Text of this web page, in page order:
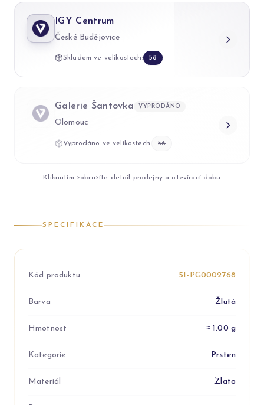
IGY Centrum
České Budějovice
Skladem ve velikostech: 58
Galerie Šantovka VYPRODÁNO
Olomouc
Vyprodáno ve velikostech: 56
Kliknutím zobrazíte detail prodejny a otevírací dobu
SPECIFIKACE
Kód produktu 5I-PG0002768
Barva Žlutá
Hmotnost ≈ 1.00 g
Kategorie Prsten
Materiál Zlato